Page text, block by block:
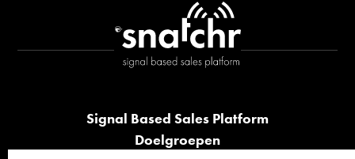
Signal Based Sales Platform
Doelgroepen